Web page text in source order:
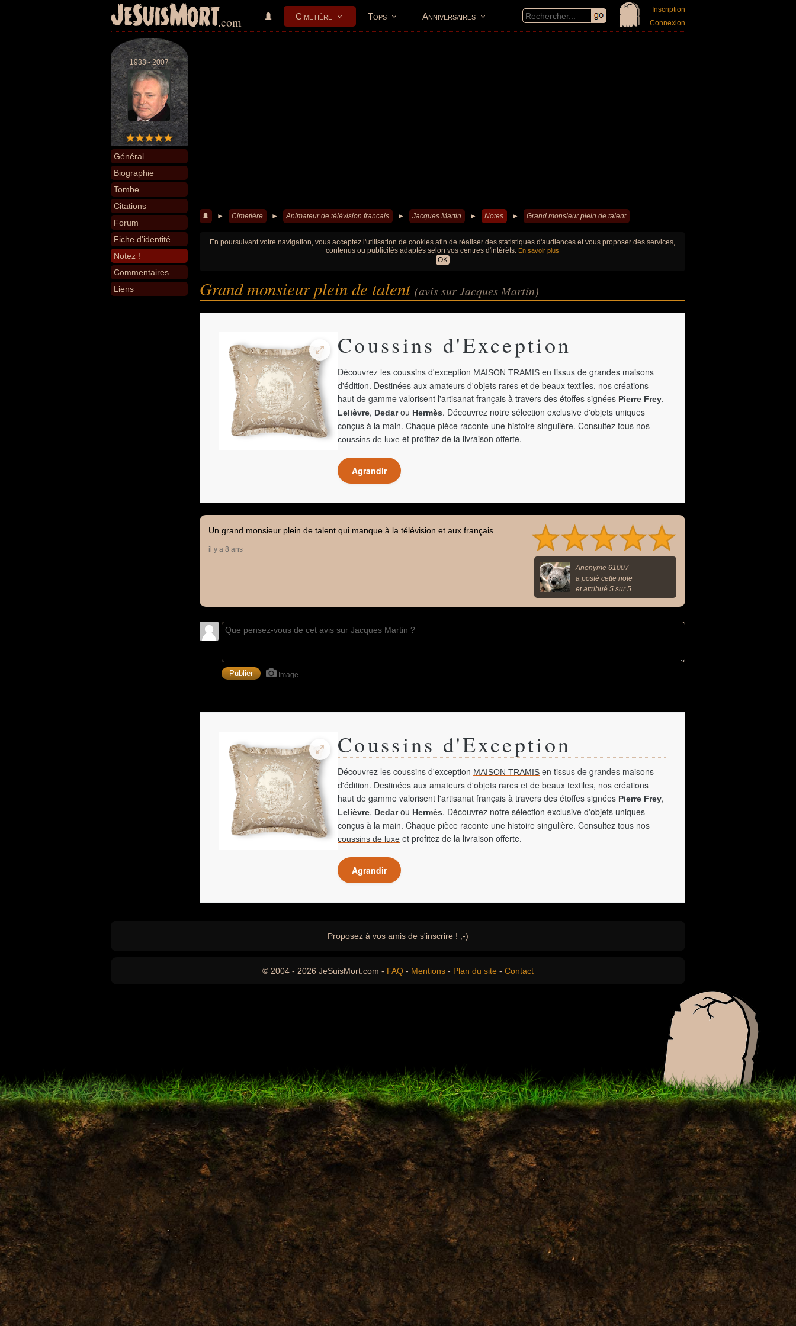
JeSuisMort.com Cimetière Tops Anniversaires
Inscription
Connexion
1933 - 2007
Général
Biographie
Tombe
Citations
Forum
Fiche d'identité
Notez !
Commentaires
Liens
► Cimetière ► Animateur de télévision francais ► Jacques Martin ► Notes ► Grand monsieur plein de talent
En poursuivant votre navigation, vous acceptez l'utilisation de cookies afin de réaliser des statistiques d'audiences et vous proposer des services,
contenus ou publicités adaptés selon vos centres d'intérêts. En savoir plus
OK
Grand monsieur plein de talent (avis sur Jacques Martin)
Coussins d'Exception
Découvrez les coussins d'exception MAISON TRAMIS en tissus de grandes maisons
d'édition. Destinées aux amateurs d'objets rares et de beaux textiles, nos créations
haut de gamme valorisent l'artisanat français à travers des étoffes signées Pierre Frey,
Lelièvre, Dedarou Hermès. Découvrez notre sélection exclusive d'objets uniques
conçus à la main. Chaque pièce raconte une histoire singulière. Consultez tous nos
coussins de luxe et profitez de la livraison offerte.
Agrandir
Anonyme 61007
a posté cette note
et attribué 5 sur 5.
Un grand monsieur plein de talent qui manque à la télévision et aux français
il y a 8 ans
Image
Coussins d'Exception
Découvrez les coussins d'exception MAISON TRAMIS en tissus de grandes maisons
d'édition. Destinées aux amateurs d'objets rares et de beaux textiles, nos créations
haut de gamme valorisent l'artisanat français à travers des étoffes signées Pierre Frey,
Lelièvre, Dedarou Hermès. Découvrez notre sélection exclusive d'objets uniques
conçus à la main. Chaque pièce raconte une histoire singulière. Consultez tous nos
coussins de luxe et profitez de la livraison offerte.
Agrandir
Proposez à vos amis de s'inscrire ! ;-)
© 2004 - 2026 JeSuisMort.com - FAQ - Mentions - Plan du site - Contact